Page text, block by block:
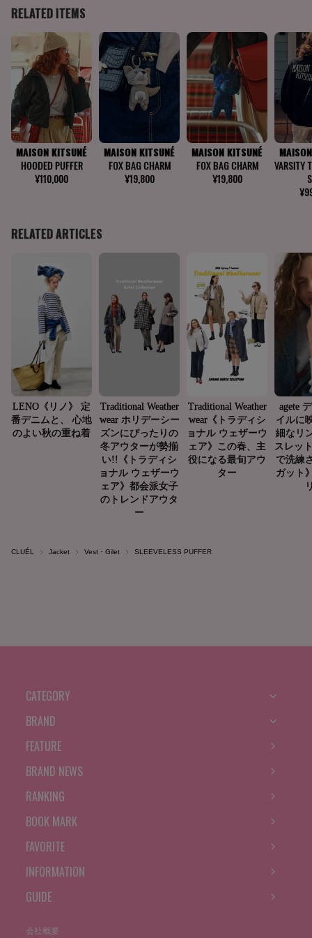
CLUÉL Jacket Vest・Gilet SLEEVELESS PUFFER
CATEGORY
BRAND
FEATURE
BRAND NEWS
RANKING
BOOK MARK
FAVORITE
INFORMATION
GUIDE
会社概要